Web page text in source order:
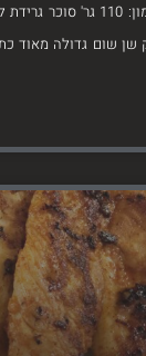
שן שום גדולה מאוד